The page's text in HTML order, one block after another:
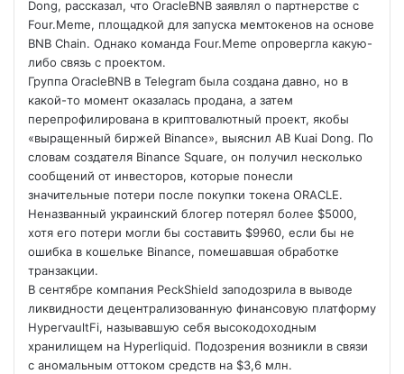
Dong, рассказал, что OracleBNB заявлял о партнерстве с
Four.Meme, площадкой для запуска мемтокенов на основе
BNB Chain. Однако команда Four.Meme опровергла какую-
либо связь с проектом.
Группа OracleBNB в Telegram была создана давно, но в
какой-то момент оказалась продана, а затем
перепрофилирована в криптовалютный проект, якобы
«выращенный биржей Binance», выяснил AB Kuai Dong. По
словам создателя Binance Square, он получил несколько
сообщений от инвесторов, которые понесли
значительные потери после покупки токена ORACLE.
Неназванный украинский блогер потерял более $5000,
хотя его потери могли бы составить $9960, если бы не
ошибка в кошельке Binance, помешавшая обработке
транзакции.
В сентябре компания PeckShield заподозрила в выводе
ликвидности децентрализованную финансовую платформу
HypervaultFi, называвшую себя высокодоходным
хранилищем на Hyperliquid. Подозрения возникли в связи
с аномальным оттоком средств на $3,6 млн.